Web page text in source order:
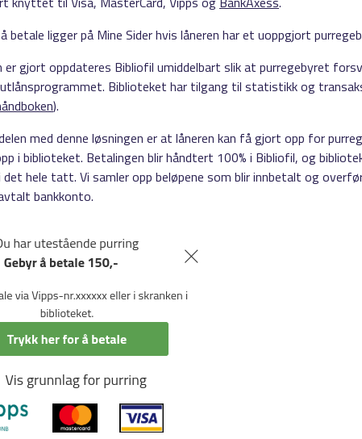
betale ligger på Mine Sider hvis låneren har et uoppgjort
er gjort oppdateres Bibliofil umiddelbart slik at purregebyret
Biblioteket har tilgang til statistikk og
).
med denne løsningen er at låneren kan få gjort opp for
i biblioteket. Betalingen blir håndtert 100% i Bibliofil, og
det hele tatt. Vi samler opp beløpene som blir innbetalt og
bankkonto.